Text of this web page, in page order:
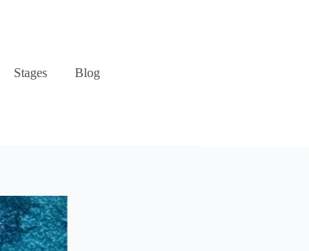
Stages Blog